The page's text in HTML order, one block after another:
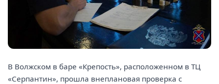
В Волжском в баре «Крепость», расположенном в ТЦ
«Серпантин», прошла внеплановая проверка с